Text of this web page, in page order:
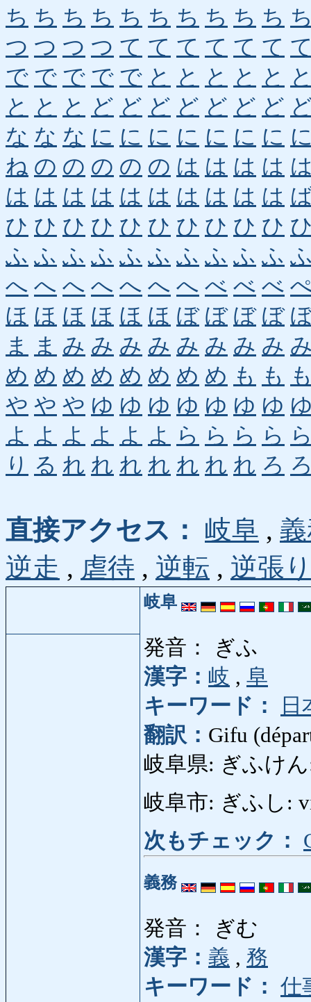
ち ち ち ち ち ち ち ち ち ち
つ つ つ つ て て て て て て
で で で で で と と と と と
と と と ど ど ど ど ど ど ど
な な な に に に に に に に
ね の の の の の は は は は
は は は は は は は は は は
ひ ひ ひ ひ ひ ひ ひ ひ ひ ひ
ふ ふ ふ ふ ふ ふ ふ ふ ふ ふ
へ へ へ へ へ へ へ べ べ べ
ほ ほ ほ ほ ほ ほ ぼ ぼ ぼ ぼ
ま
ま み み み み み み み み
め め め め め め め め も も
や や や ゆ ゆ ゆ ゆ ゆ ゆ ゆ
よ よ よ よ よ よ ら ら ら ら
り る れ れ れ れ れ れ れ ろ
直接アクセス： 岐阜 ,
逆走 , 虐待 , 逆転 , 逆張
岐阜
発音： ぎふ
漢字： 岐 , 阜
キーワード：
日
翻訳： Gifu
岐阜県: ぎふけん
岐阜市: ぎふし:
次もチェック：
義務
発音： ぎむ
漢字： 義 , 務
キーワード： 仕